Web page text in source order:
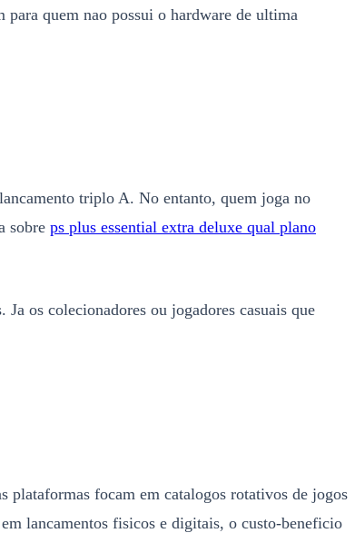
quem nao possui o hardware de ultima
triplo A. No entanto, quem joga no
sobre ps plus essential extra deluxe qual plano
os colecionadores ou jogadores casuais que
plataformas focam em catalogos rotativos de jogos
lancamentos fisicos e digitais, o custo-beneficio